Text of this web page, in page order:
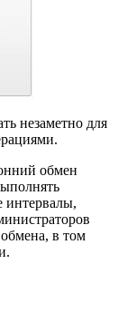
незаметно для
обмен
интервалы,
в том